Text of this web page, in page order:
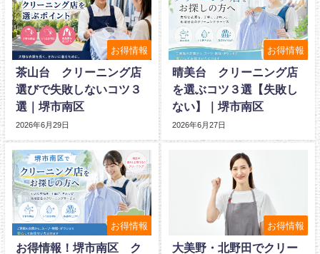
お得情報
茶山台 クリーニング店
選びで失敗しないコツ３
選｜堺市南区
2026年6月29日
お得情報
晴美台 クリーニング店
を選ぶコツ３選【失敗し
ない】｜堺市南区
2026年6月27日
お得情報
お得情報！堺市南区 ク
お得情報
大美野・北野田でクリー